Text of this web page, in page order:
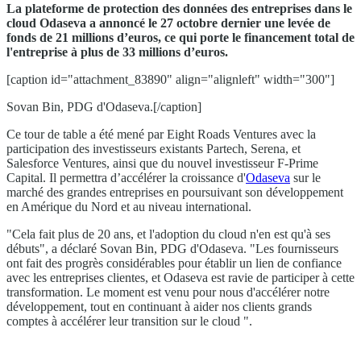
La plateforme de protection des données des entreprises dans le
cloud Odaseva a annoncé le 27 octobre dernier une levée de
fonds de 21 millions d’euros, ce qui porte le financement total de
l'entreprise à plus de 33 millions d’euros.
[caption id="attachment_83890" align="alignleft" width="300"]
Sovan Bin, PDG d'Odaseva.[/caption]
Ce tour de table a été mené par Eight Roads Ventures avec la
participation des investisseurs existants Partech, Serena, et
Salesforce Ventures, ainsi que du nouvel investisseur F-Prime
Capital. Il permettra d’accélérer la croissance d'Odaseva sur le
marché des grandes entreprises en poursuivant son développement
en Amérique du Nord et au niveau international.
"Cela fait plus de 20 ans, et l'adoption du cloud n'en est qu'à ses
débuts", a déclaré Sovan Bin, PDG d'Odaseva. "Les fournisseurs
ont fait des progrès considérables pour établir un lien de confiance
avec les entreprises clientes, et Odaseva est ravie de participer à cette
transformation. Le moment est venu pour nous d'accélérer notre
développement, tout en continuant à aider nos clients grands
comptes à accélérer leur transition sur le cloud ".